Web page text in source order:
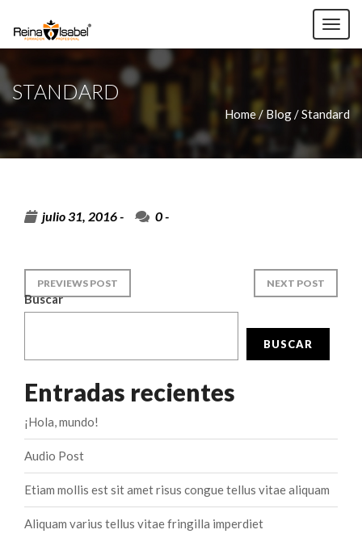
STANDARD
Home / Blog / Standard
julio 31, 2016 - 0-
PREVIEWS POST NEXT POST
Buscar
BUSCAR
Entradas recientes
¡Hola, mundo!
Audio Post
Etiam mollis est sit amet risus congue tellus vitae aliquam
Aliquam varius tellus vitae fringilla imperdiet